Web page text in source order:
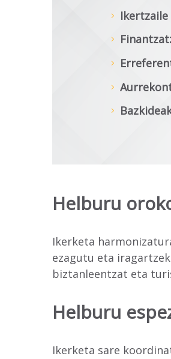
Ikertzaile
Helburu
Ikerketa
ezagutu eta
biztanleentzat eta
Helburu
Ikerketa sare